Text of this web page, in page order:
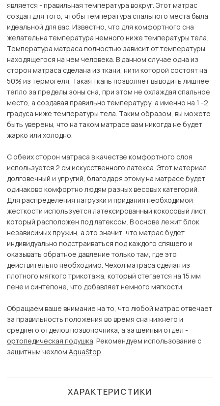
является - правильная температура вокруг. Этот матрас
создан для того, чтобы температура спального места была
идеальной для вас. Известно, что для комфортного сна
желательна температура немного ниже температуры тела.
Температура матраса полностью зависит от температуры,
находящегося на нем человека. В данном случае одна из
сторон матраса сделана из ткани, нити которой состоят на
50% из термогеля. Такая ткань позволяет выводить лишнее
тепло за пределы зоны сна, при этом не охлаждая спальное
место, а создавая правильно температуру, а именно на 1 -2
градуса ниже температуры тела. Таким образом, вы можете
быть уверены, что на таком матрасе вам никогда не будет
жарко или холодно.
С обеих сторон матраса в качестве комфортного слоя
используется 2 см искусственного латекса. Этот материал
долговечный и упругий, благодаря этому на матрасе будет
одинаково комфортно людям разных весовых категорий.
Для распределения нагрузки и придания необходимой
жесткости используется латексированный кокосовый лист,
который расположен под латексом. В основе лежит блок
независимых пружин, а это значит, что матрас будет
индивидуально подстраиваться под каждого спящего и
оказывать обратное давление только там, где это
действительно необходимо. Чехол матраса сделан из
плотного мягкого трикотажа, который стегается на 15 мм
пене и синтепоне, что добавляет немного мягкости.
Обращаем ваше внимание на то, что любой матрас отвечает
за правильность положения во время сна нижнего и
среднего отделов позвоночника, а за шейный отдел -
ортопедическая подушка. Рекомендуем использование с
защитным чехлом AquaStop.
ХАРАКТЕРИСТИКИ